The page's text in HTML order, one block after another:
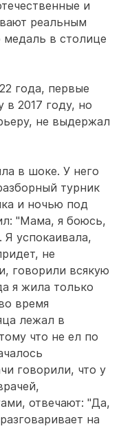
и
реальным
в столице
года, первые
2017 году, но
не выдержал
в шоке. У него
турник
и ночью под
"Мама, я боюсь,
Я успокаивала,
не
говорили всякую
я жила только
время
лежал в
что не ел по
говорили, что у
отвечают: "Да,
на